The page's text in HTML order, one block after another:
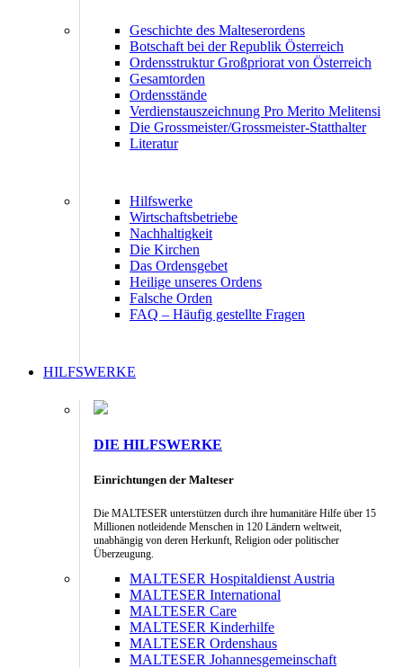
Geschichte des Malteserordens
Botschaft bei der Republik Österreich
Ordensstruktur Großpriorat von Österreich
Gesamtorden
Ordensstände
Verdienstauszeichnung Pro Merito Melitensi
Die Grossmeister/Grossmeister-Statthalter
Literatur
Hilfswerke
Wirtschaftsbetriebe
Nachhaltigkeit
Die Kirchen
Das Ordensgebet
Heilige unseres Ordens
Falsche Orden
FAQ – Häufig gestellte Fragen
HILFSWERKE
DIE HILFSWERKE
Einrichtungen der Malteser
Die MALTESER unterstützen durch ihre humanitäre Hilfe über 15
Millionen notleidende Menschen in 120 Ländern weltweit,
unabhängig von deren Herkunft, Religion oder politischer
Überzeugung.
MALTESER Hospitaldienst Austria
MALTESER International
MALTESER Care
MALTESER Kinderhilfe
MALTESER Ordenshaus
MALTESER Johannesgemeinschaft